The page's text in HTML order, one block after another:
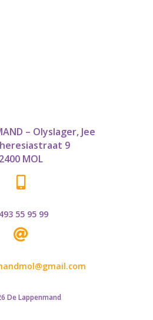
– Olyslager, Jee
9
2400 MOL

55 95 99

De Lappenmand